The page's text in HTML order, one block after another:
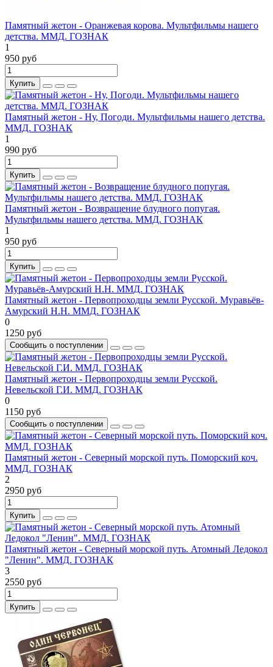
Памятный жетон - Оранжевая корова. Мультфильмы нашего
детства. ММД. ГОЗНАК
1
950 руб
Купить
Памятный жетон - Ну, Погоди. Мультфильмы нашего детства.
ММД. ГОЗНАК
1
990 руб
Купить
Памятный жетон - Возвращение блудного попугая.
Мультфильмы нашего детства. ММД. ГОЗНАК
1
950 руб
Купить
Памятный жетон - Первопроходцы земли Русской. Муравьёв-
Амурский Н.Н. ММД. ГОЗНАК
0
1250 руб
Сообщить о поступлении
Памятный жетон - Первопроходцы земли Русской.
Невельской Г.И. ММД. ГОЗНАК
0
1150 руб
Сообщить о поступлении
Памятный жетон - Северный морской путь. Поморский коч.
ММД. ГОЗНАК
2
2950 руб
Купить
Памятный жетон - Северный морской путь. Атомный Ледокол
"Ленин". ММД. ГОЗНАК
3
2550 руб
Купить